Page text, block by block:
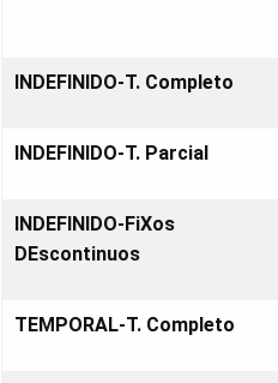
INDEFINIDO-T. Completo
INDEFINIDO-T. Parcial
INDEFINIDO-FiXos
DEscontinuos
TEMPORAL-T. Completo